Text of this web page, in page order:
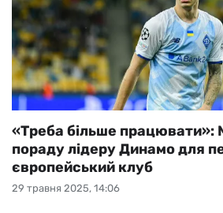
29 травня 2025, 14:06
«Треба більше працювати»:
пораду лідеру Динамо для
європейський клуб